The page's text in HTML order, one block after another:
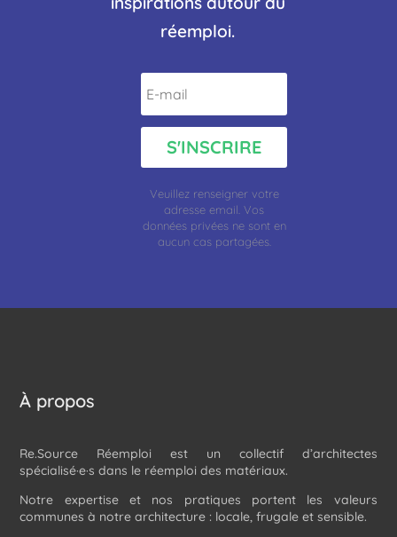
réemploi.
S'INSCRIRE
Veuillez renseigner votre
adresseemail.Vos
données privées ne sont en
aucun cas partagées.
À propos
Re.Source Réemploi est un collectif d’architectes
spécialisé·e·s dans le réemploi des matériaux.
Notre expertise et nos pratiques portent les valeurs
communes à notre architecture : locale, frugale et sensible.